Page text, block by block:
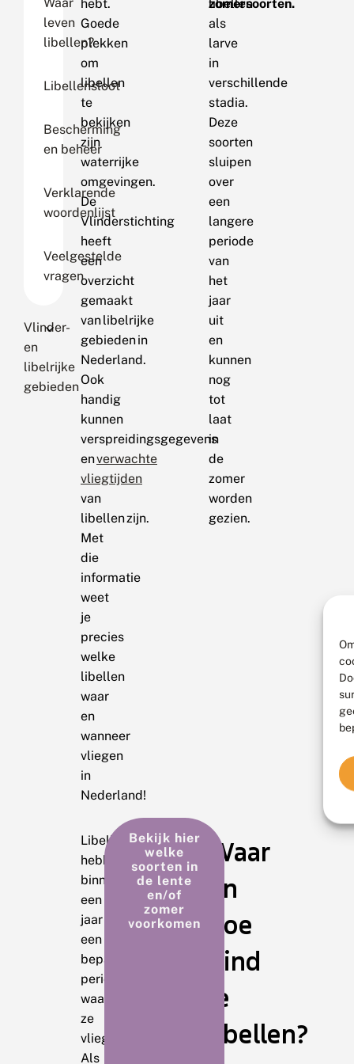
leven
libellen?
Libellensloot
Bescherming
en beheer
Verklarende
woordenlijst
Veelgestelde
vragen
Vlinder-
en
libelrijke
gebieden
hebt.
Goede
plekken
om
libellen
te
bekijken
zijn
waterrijke
omgevingen.
De
Vlinderstichting
heeft
een
overzicht
gemaakt
van libelrijke
gebieden in
Nederland.
Ook
handig
kunnen
verspreidingsgegevens
enverwachte
vliegtijden
van
libellen zijn.
Met
die
informatie
weet
je
precies
welke
libellen
waar
en
wanneer
vliegen
in
Nederland!
zomersoorten.
libellen
als
larve
in
verschillende
stadia.
Deze
soorten
sluipen
over
een
langere
periode
van
het
jaar
uit
en
kunnen
nog
tot
laat
in
de
zomer
worden
gezien.
Libellen
hebben
binnen
een
jaar
een
bepaalde
periode
waarin
ze
vliegen.
Als
Bekijk hier
welke
soorten in
de lente
en/of
zomer
voorkomen
Waar
en
hoe
vind
je
libellen?